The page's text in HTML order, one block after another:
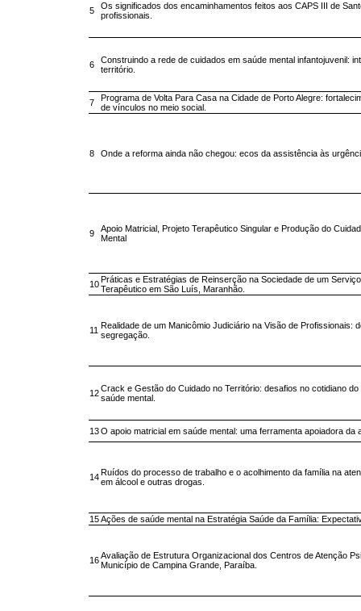
5
Os significados dos encaminhamentos feitos aos CAPS III de
profissionais.
6
Construindo a rede de cuidados em saúde mental infantojuvenil:
território.
7
Programa de Volta Para Casa na Cidade de Porto Alegre:
de vínculos no meio social.
8 Onde a reforma ainda não chegou: ecos da assistência às
9
Apoio Matricial, Projeto Terapêutico Singular e Produção do
Mental
10 Práticas e Estratégias de Reinserção na Sociedade de um
Terapêutico em São Luís, Maranhão.
11
Realidade de um Manicômio Judiciário na Visão de Profissionais:
segregação.
12Crack e Gestão do Cuidado no Território: desafios no cotidiano do
saúde mental.
13O apoio matricial em saúde mental: uma ferramenta apoiadora da
14 Ruídos do processo de trabalho e o acolhimento da família na
em álcool e outras drogas.
15Ações de saúde mental na Estratégia Saúde da Família:
16Avaliação de Estrutura Organizacional dos Centros de Atenção
Município de Campina Grande, Paraíba.